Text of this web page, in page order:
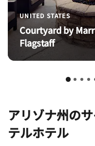
UNITED STATES
Courtyard by
Flagstaff
アリゾナ州の
テルホテル